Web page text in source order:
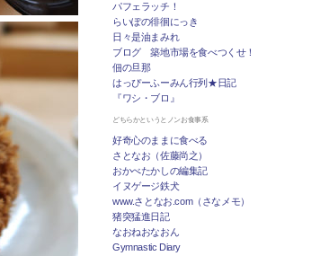
パフェラッチ！
らいぽの徘徊にっき
日々是油まみれ
ブログ 築地市場を食べつくせ！
佃の旦那
はっぴーふーみん行列★日記
『ワシ・ブロ』
どちらかというとノンお食事系
好奇心のままに食べる
さとなお（佐藤尚之）
おかべたかしの編集記
イヌゲージ鉄犬
www.さとなお.com（さなメモ）
猪突猛進日記
なおねおなおん
Gymnastic Diary